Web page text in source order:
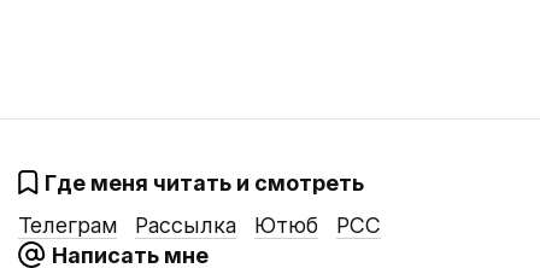
Где меня читать и смотреть
Телеграм
Рассылка Ютюб
РСС
Написать мне